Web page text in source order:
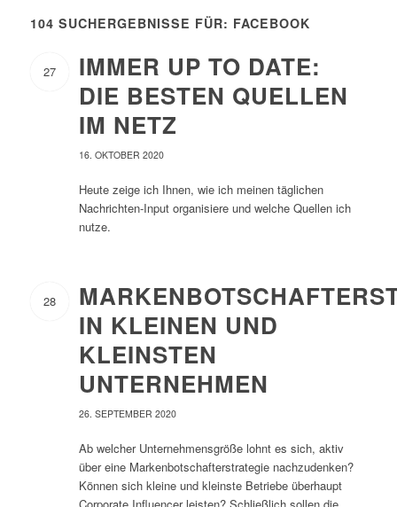
104 SUCHERGEBNISSE FÜR: FACEBOOK
27
IMMER UP TO DATE:
DIE BESTEN QUELLEN
IM NETZ
16. OKTOBER 2020
Heute zeige ich Ihnen, wie ich meinen täglichen
Nachrichten-Input organisiere und welche Quellen ich
nutze.
28
IN KLEINEN UND
KLEINSTEN
UNTERNEHMEN
26. SEPTEMBER 2020
Ab welcher Unternehmensgröße lohnt es sich, aktiv
über eine Markenbotschafterstrategie nachzudenken?
Können sich kleine und kleinste Betriebe überhaupt